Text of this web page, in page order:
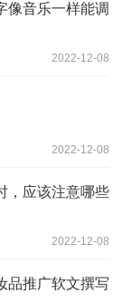
像音乐一样能调
2022-12-08
2022-12-08
，应该注意哪些
2022-12-08
品推广软文撰写